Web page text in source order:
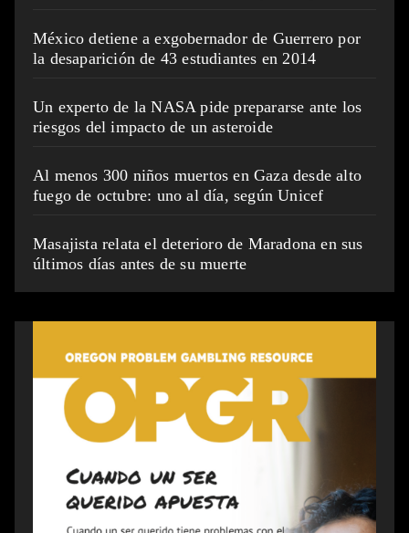
México detiene a exgobernador de Guerrero por
la desaparición de 43 estudiantes en 2014
Un experto de la NASA pide prepararse ante los
riesgos del impacto de un asteroide
Al menos 300 niños muertos en Gaza desde alto
fuego de octubre: uno al día, según Unicef
Masajista relata el deterioro de Maradona en sus
últimos días antes de su muerte